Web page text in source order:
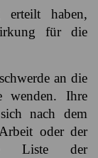
haben,
für die
an die
wenden. Ihre
nach dem
oder der
Liste der